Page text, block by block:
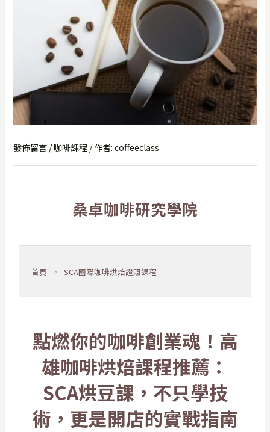
發佈留言 /咖啡課程 / 作者: coffeeclass
桑卓咖啡研究學院
首頁 SCA國際咖啡烘焙證照課程
點燃你的咖啡創業魂！高
雄咖啡烘焙課程推薦：
SCA烘豆課，不只學技
術，更是開店的實戰指南